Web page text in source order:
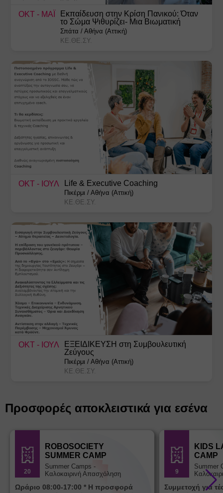
ΟΚΤ - ΜΑΪ
Εκπαίδευση στην Κρίση Πανικού: Όταν
το Σώμα Ψιθυρίζει- Μια Βιωματική
Προσέγγιση
Σπάτα /Αθήνα (Αττική)
ΚΕ.ΘΕ.ΣΥ.
ΟΚΤ - ΙΟΥΛ Life & Executive Coaching
Πικέρμι /Αθήνα (Αττική)
ΚΕ.ΘΕ.ΣΥ.
ΟΚΤ - ΙΟΥΛ
ΕΞΕΙΔΙΚΕΥΣΗ στη Συμβουλευτική
Ζεύγους
Πικέρμι /Αθήνα (Αττική)
ΚΕ.ΘΕ.ΣΥ.
Προσφορές αποκλειστικά για εσένα
20
ROBOSOCIETY
SUMMER CAMP
Summer Camps -
Καλοκαιρινή Απασχόληση
Ωράριο 08:00-17:00 * Η προσφορά
9
KIDS
CAMP
Summer
Συμμετοχή για